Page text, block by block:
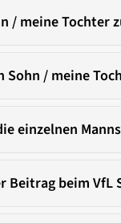
/ meine Tochter
Sohn / meine
einzelnen
Beitrag beim VfL
& Antworten